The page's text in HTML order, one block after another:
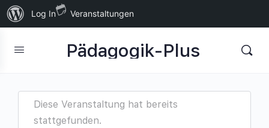
Über
WordPress
Log In Veranstaltungen
Pädagogik-Plus
Diese Veranstaltung hat bereits
stattgefunden.